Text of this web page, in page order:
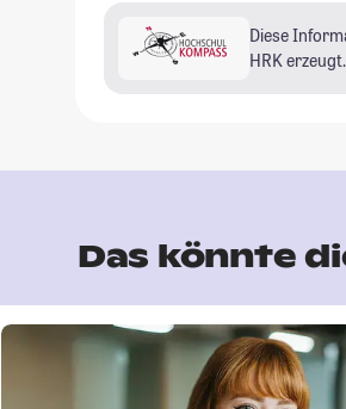
Diese
HRK erzeugt.
Das könnte